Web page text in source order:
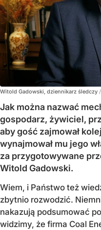
Witold Gadowski, dziennikarz śledczy
Jak można nazwać
gospodarz, żywiciel,
aby gość zajmował
wynajmował mu jego
za przygotowywane
Witold Gadowski.
Wiem, i Państwo też
zbytnio rozwodzić.
nakazują podsumować
widzimy, że firma Coal